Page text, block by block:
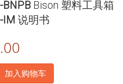
BNPB Bison 塑料工具箱
IM 说明书
加入购物车